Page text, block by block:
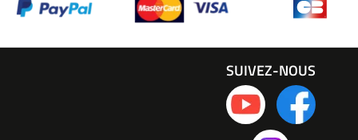
SUIVEZ-NOUS